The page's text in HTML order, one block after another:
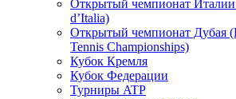
Открытый чемпионат
d’Italia)
Открытый чемпионат Дубая
Tennis Championships)
Кубок Кремля
Кубок Федерации
Турниры ATP